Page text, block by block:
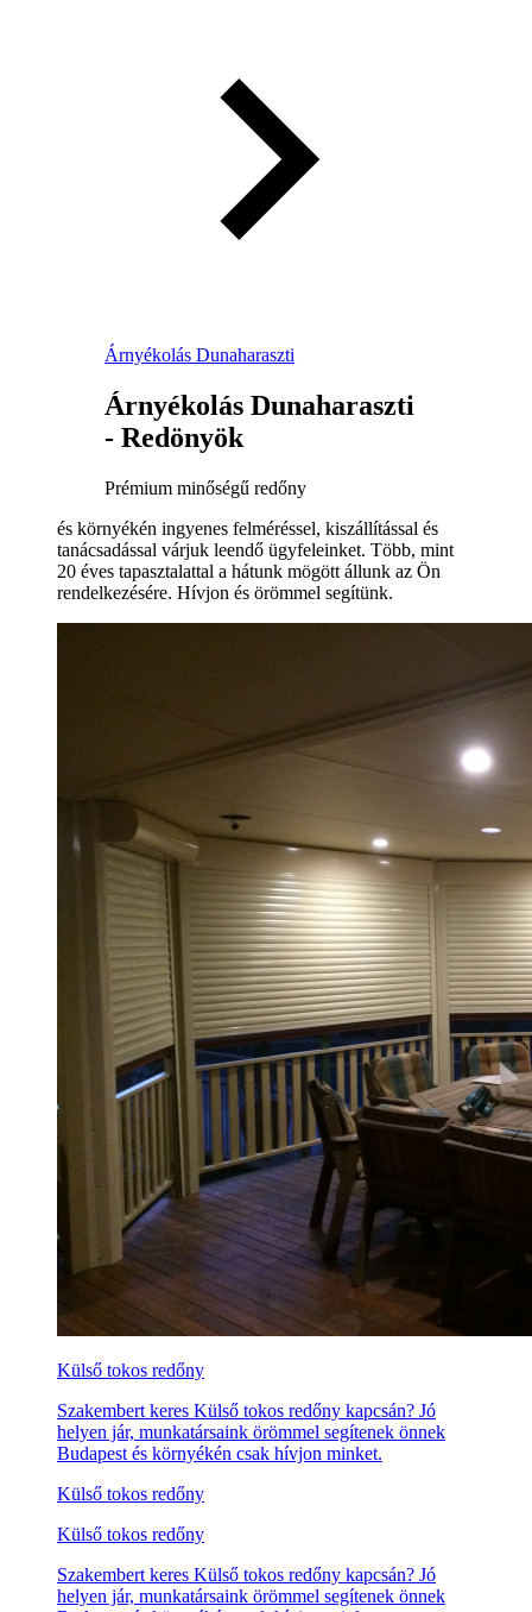
Árnyékolás Dunaharaszti
Árnyékolás Dunaharaszti
- Redönyök
Prémium minőségű redőny
és környékén ingyenes felméréssel, kiszállítással és
tanácsadással várjuk leendő ügyfeleinket. Több, mint
20 éves tapasztalattal a hátunk mögött állunk az Ön
rendelkezésére. Hívjon és örömmel segítünk.
Külső tokos redőny
Szakembert keres Külső tokos redőny kapcsán? Jó
helyen jár, munkatársaink örömmel segítenek önnek
Budapest és környékén csak hívjon minket.
Külső tokos redőny
Külső tokos redőny
Szakembert keres Külső tokos redőny kapcsán? Jó
helyen jár, munkatársaink örömmel segítenek önnek